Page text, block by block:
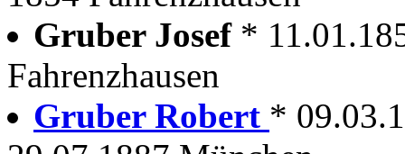
Gruber Josef *
Fahrenzhausen
Gruber Robert *